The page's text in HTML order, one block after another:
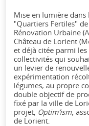
Mise en lumière dans
"Quartiers Fertiles"
Rénovation Urbaine
Château de Lorient
et déjà citée parmi
collectivités qui
un levier de
expérimentation
légumes, au propre
double objectif de
fixé par la ville de
projet, Optim’ism,
de Lorient.